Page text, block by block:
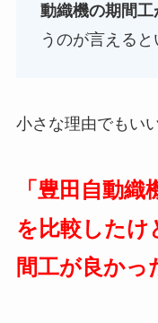
動織機の期間工
うのが言えると
小さな理由でもい
「豊田自動
を比較したけ
間工が良かっ